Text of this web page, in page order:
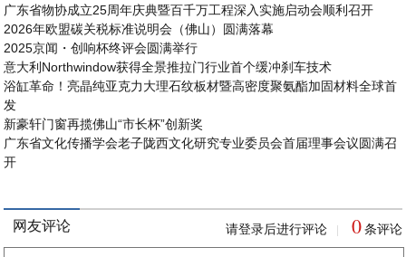
广东省物协成立25周年庆典暨百千万工程深入实施启动会顺利召开
2026年欧盟碳关税标准说明会（佛山）圆满落幕
2025京闻・创响杯终评会圆满举行
意大利Northwindow获得全景推拉门行业首个缓冲刹车技术
浴缸革命！亮晶纯亚克力大理石纹板材暨高密度聚氨酯加固材料全球首
发
新豪轩门窗再揽佛山“市长杯”创新奖
广东省文化传播学会老子陇西文化研究专业委员会首届理事会议圆满召
开
网友评论 请登录后进行评论 | 0 条评论